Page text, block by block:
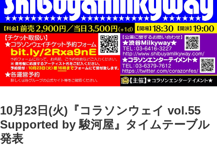
10月23日(火)『コラソンウェイ vol.55
Supported by 駿河屋』タイムテーブル
発表